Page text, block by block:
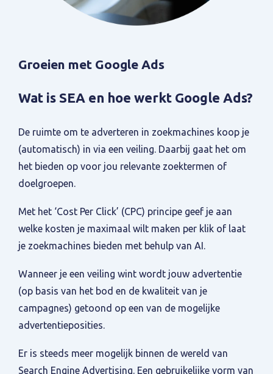
Groeien met Google Ads
Wat is SEA en hoe werkt Google Ads?
De ruimte om te adverteren in zoekmachines koop je
(automatisch) in via een veiling. Daarbij gaat het om
het bieden op voor jou relevante zoektermen of
doelgroepen.
Met het ‘Cost Per Click’ (CPC) principe geef je aan
welke kosten je maximaal wilt maken per klik of laat
je zoekmachines bieden met behulp van AI.
Wanneer je een veiling wint wordt jouw advertentie
(op basis van het bod en de kwaliteit van je
campagnes) getoond op een van de mogelijke
advertentieposities.
Er is steeds meer mogelijk binnen de wereld van
Search Engine Advertising. Een gebruikelijke vorm van